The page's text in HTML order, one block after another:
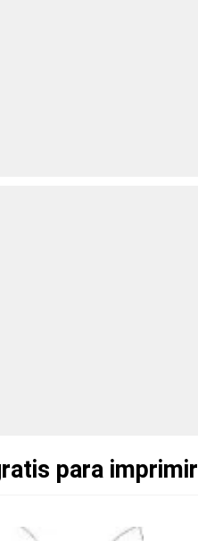
para imprimir